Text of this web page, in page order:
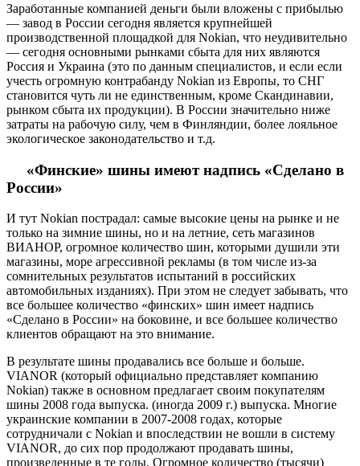
Заработанные компанией деньги были вложены с прибылью
— завод в России сегодня является крупнейшей
производственной площадкой для Nokian, что неудивительно
— сегодня основными рынками сбыта для них являются
Россия и Украина (это по данным специалистов, и если если
учесть огромную контрабанду Nokian из Европы, то СНГ
становится чуть ли не единственным, кроме Скандинавии,
рынком сбыта их продукции). В России значительно ниже
затраты на рабочую силу, чем в Финляндии, более лояльное
экологическое законодательство и т.д.
«Финские» шины имеют надпись «Сделано в
России»
И тут Nokian пострадал: самые высокие цены на рынке и не
только на зимние шины, но и на летние, сеть магазинов
ВИАНОР, огромное количество шин, которыми душили эти
магазины, море агрессивной рекламы (в том числе из-за
сомнительных результатов испытаний в российских
автомобильных изданиях). При этом не следует забывать, что
все большее количество «финских» шин имеет надпись
«Сделано в России» на боковине, и все большее количество
клиентов обращают на это внимание.
В результате шины продавались все больше и больше.
VIANOR (который официально представляет компанию
Nokian) также в основном предлагает своим покупателям
шины 2008 года выпуска. (иногда 2009 г.) выпуска. Многие
украинские компании в 2007-2008 годах, которые
сотрудничали с Nokian и впоследствии не вошли в систему
VIANOR, до сих пор продолжают продавать шины,
произведенные в те годы. Огромное количество (тысячи)